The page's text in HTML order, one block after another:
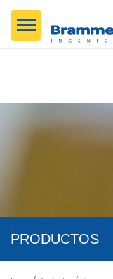
PRODUCTOS